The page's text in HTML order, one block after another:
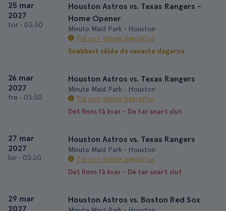
25 mar
2027
tor • 03:30
Houston Astros vs. Texas Rangers -
Home Opener
Minute Maid Park • Houston
Tid och datum bekräftas
Snabbast sålda de senaste dagarna
26 mar
2027
fre • 03:30
Houston Astros vs. Texas Rangers
Minute Maid Park • Houston
Tid och datum bekräftas
Det finns få kvar - De tar snart slut
27 mar
2027
lör • 03:30
Houston Astros vs. Texas Rangers
Minute Maid Park • Houston
Tid och datum bekräftas
Det finns få kvar - De tar snart slut
29 mar
2027
Houston Astros vs. Boston Red Sox